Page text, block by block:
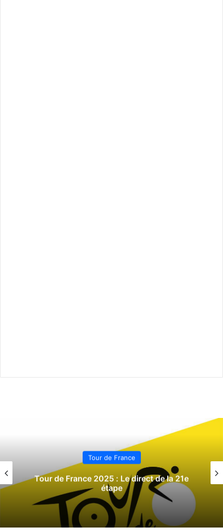
Tour de France
Tour de France 2025 : Le direct de la 21e
étape